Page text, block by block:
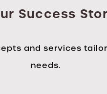
Success
and services
needs.